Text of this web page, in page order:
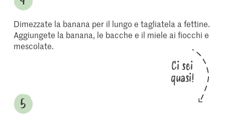
Dimezzate la banana per il lungo e tagliatela a fettine.
Aggiungete la banana, le bacche e il miele ai fiocchi e
mescolate.
Ci sei
quasi!